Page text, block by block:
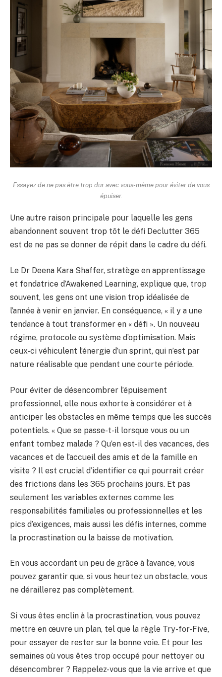
Essayez de ne pas être trop dur avec vous-même pour éviter de vous
épuiser.
Une autre raison principale pour laquelle les gens
abandonnent souvent trop tôt le défi Declutter 365
est de ne pas se donner de répit dans le cadre du défi.
Le Dr Deena Kara Shaffer, stratège en apprentissage
et fondatrice d’Awakened Learning, explique que, trop
souvent, les gens ont une vision trop idéalisée de
l’année à venir en janvier. En conséquence, « il y a une
tendance à tout transformer en « défi ». Un nouveau
régime, protocole ou système d’optimisation. Mais
ceux-ci véhiculent l’énergie d’un sprint, qui n’est par
nature réalisable que pendant une courte période.
Pour éviter de désencombrer l’épuisement
professionnel, elle nous exhorte à considérer et à
anticiper les obstacles en même temps que les succès
potentiels. « Que se passe-t-il lorsque vous ou un
enfant tombez malade ? Qu’en est-il des vacances, des
vacances et de l’accueil des amis et de la famille en
visite ? Il est crucial d’identifier ce qui pourrait créer
des frictions dans les 365 prochains jours. Et pas
seulement les variables externes comme les
responsabilités familiales ou professionnelles et les
pics d’exigences, mais aussi les défis internes, comme
la procrastination ou la baisse de motivation.
En vous accordant un peu de grâce à l’avance, vous
pouvez garantir que, si vous heurtez un obstacle, vous
ne déraillerez pas complètement.
Si vous êtes enclin à la procrastination, vous pouvez
mettre en œuvre un plan, tel que la règle Try-for-Five,
pour essayer de rester sur la bonne voie. Et pour les
semaines où vous êtes trop occupé pour nettoyer ou
désencombrer ? Rappelez-vous que la vie arrive et que